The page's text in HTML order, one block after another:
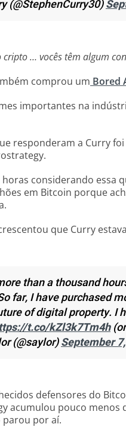
(@StephenCurry30)
… vocês têm algum
comprou um Bored
importantes na
responderam a Curry
considerando essa
em Bitcoin porque
que Curry
than a thousand
far, I have purchased
of digital property. I
t.co/kZl3k7Tm4h
(@saylor)September
defensores do
acumulou pouco menos
parou por aí.